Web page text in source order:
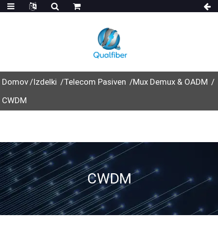
Domov Izdelki Telecom Pasiven
Mux Demux & OADM
CWDM
CWDM